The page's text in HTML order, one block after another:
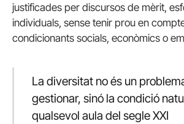
justificades per discursos de mèrit,
individuals, sense tenir prou en
condicionants socials, econòmics o
La diversitat no és un
gestionar, sinó la condició
qualsevol aula del segle XXI